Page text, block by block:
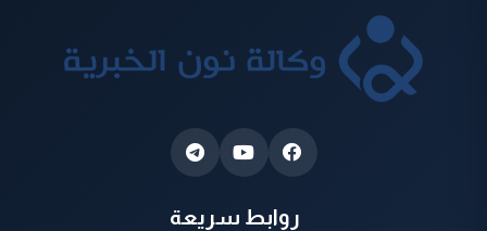
روابط سريعة